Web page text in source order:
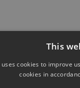
This
cookies to improve
cookies in